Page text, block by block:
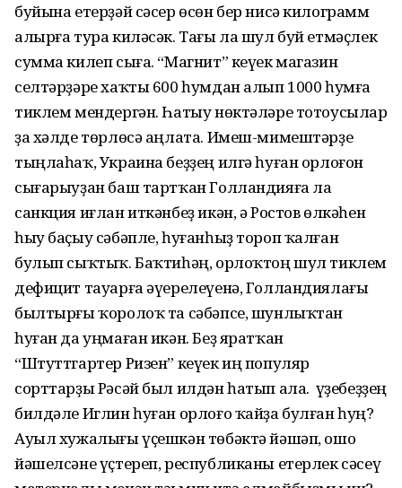
буйына етерҙәй сәсер өсөн бер нисә килограмм
алырға тура киләсәк. Тағы ла шул буй етмәҫлек
сумма килеп сыға. “Магнит” кеүек магазин
селтәрҙәре хаҡты 600 һумдан алып 1000 һумға
тиклем мендергән. Һатыу нөктәләре тотоусылар
ҙа хәлде төрлөсә аңлата. Имеш-мимештәрҙе
тыңлаһаҡ, Украина беҙҙең илгә һуған орлоғон
сығарыуҙан баш тартҡан Голландияға ла
санкция иғлан иткәнбеҙ икән, ә Ростов өлкәһен
һыу баҫыу сәбәпле, һуғанһыҙ тороп ҡалған
булып сыҡтыҡ. Баҡтиһәң, орлоҡтоң шул тиклем
дефицит тауарға әүерелеүенә, Голландиялағы
былтырғы ҡоролоҡ та сәбәпсе, шунлыҡтан
һуған да уңмаған икән. Беҙ яратҡан
“Штуттгартер Ризен” кеүек иң популяр
сорттарҙы Рәсәй был илдән һатып ала. Ә үҙебеҙҙең
билдәле Иглин һуған орлоғо ҡайҙа булған һуң?
Ауыл хужалығы үҫешкән төбәктә йәшәп, ошо
йәшелсәне үҫтереп, республиканы етерлек сәсеү